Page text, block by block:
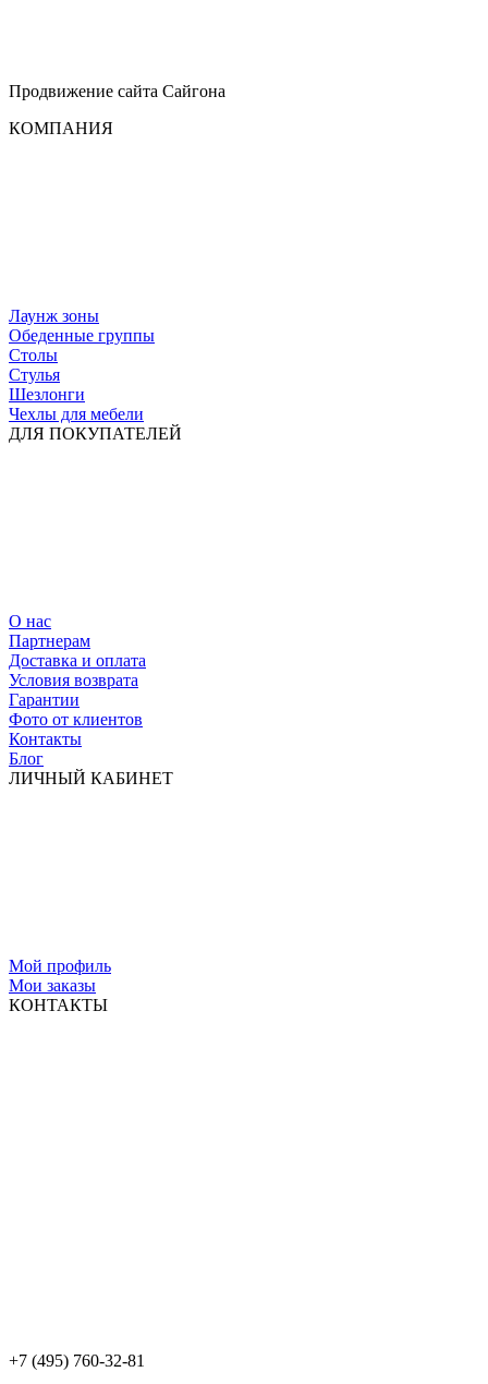
Продвижение сайта Сайгона
КОМПАНИЯ
Лаунж зоны
Обеденные группы
Столы
Стулья
Шезлонги
Чехлы для мебели
ДЛЯ ПОКУПАТЕЛЕЙ
О нас
Партнерам
Доставка и оплата
Условия возврата
Гарантии
Фото от клиентов
Контакты
Блог
ЛИЧНЫЙ КАБИНЕТ
Мой профиль
Мои заказы
КОНТАКТЫ
+7 (495) 760-32-81